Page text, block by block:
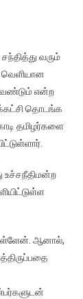
வரும்
வெளியான
என்ற
தொடங்க
தமிழர்களை
உச்சநீதிமன்ற
ஆனால்,